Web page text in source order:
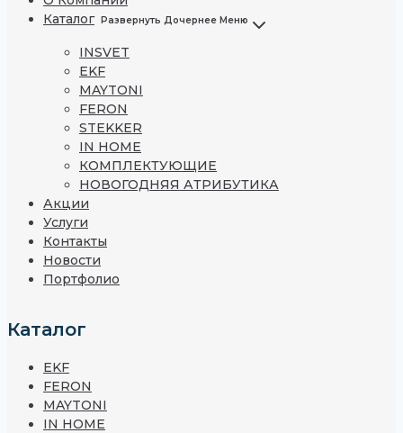
Каталог
Развернуть Дочернее Меню
INSVET
EKF
MAYTONI
FERON
STEKKER
IN HOME
КОМПЛЕКТУЮЩИЕ
НОВОГОДНЯЯ АТРИБУТИКА
Акции
Услуги
Контакты
Новости
Портфолио
Каталог
EKF
FERON
MAYTONI
IN HOME